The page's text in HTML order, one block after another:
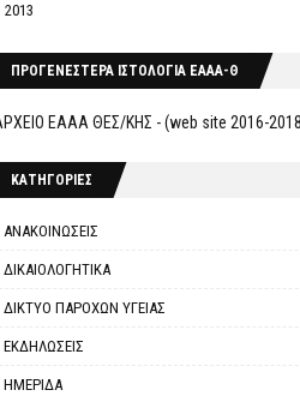
2013
ΠΡΟΓΕΝΕΣΤΕΡΑ ΙΣΤΟΛΟΓΙΑ ΕΑΑΑ-Θ
ΕΑΑΑ ΘΕΣ/ΚΗΣ - (web site 2016-
ΚΑΤΗΓΟΡΙΕΣ
ΑΝΑΚΟΙΝΩΣΕΙΣ
ΔΙΚΑΙΟΛΟΓΗΤΙΚΑ
ΔΙΚΤΥΟ ΠΑΡΟΧΩΝ ΥΓΕΙΑΣ
ΕΚΔΗΛΩΣΕΙΣ
ΗΜΕΡΙΔΑ